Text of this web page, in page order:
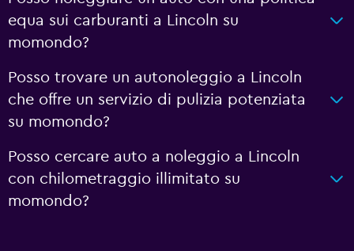
equa sui carburanti a Lincoln su
momondo?
Posso trovare un autonoleggio a Lincoln
che offre un servizio di pulizia potenziata
su momondo?
Posso cercare auto a noleggio a Lincoln
con chilometraggio illimitato su
momondo?